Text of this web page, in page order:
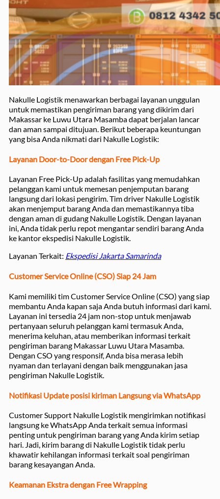
Nakulle Logistik menawarkan berbagai layanan unggulan
untuk memastikan pengiriman barang yang dikirim dari
Makassar ke Luwu Utara Masamba dapat berjalan lancar
dan aman sampai ditujuan. Berikut beberapa keuntungan
yang bisa Anda nikmati dari Nakulle Logistik:
Layanan Door-to-Door dengan Free Pick-Up
Layanan Free Pick-Up adalah fasilitas yang memudahkan
pelanggan kami untuk memesan penjemputan barang
langsung dari lokasi pengirim. Tim driver Nakulle Logistik
akan menjemput barang Anda dan memastikannya tiba
dengan aman di gudang Nakulle Logistik. Dengan layanan
ini, Anda tidak perlu repot mengantar sendiri barang Anda
ke kantor ekspedisi Nakulle Logistik.
Layanan Terkait: Ekspedisi Jakarta Samarinda
Customer Service Online (CSO) Siap 24 Jam
Kami memiliki tim Customer Service Online (CSO) yang siap
membantu Anda kapan saja Anda butuh informasi dari kami.
Layanan ini tersedia 24 jam non-stop untuk menjawab
pertanyaan seluruh pelanggan kami termasuk Anda,
menerima keluhan, atau memberikan informasi terkait
pengiriman barang Makassar Luwu Utara Masamba.
Dengan CSO yang responsif, Anda bisa merasa lebih
nyaman dan terlayani dengan baik menggunakan jasa
pengiriman Nakulle Logistik.
Notifikasi Update posisi kiriman Langsung via WhatsApp
Customer Support Nakulle Logistik mengirimkan notifikasi
langsung ke WhatsApp Anda terkait semua informasi
penting untuk pengiriman barang yang Anda kirim setiap
hari. Jadi, kirim barang di Nakulle Logistik tidak perlu
khawatir kehilangan informasi terkait soal pengiriman
barang kesayangan Anda.
Keamanan Ekstra dengan Free Wrapping